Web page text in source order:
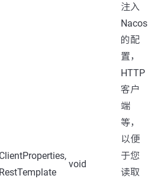
void
注入
Nacos
的配
置，
HTTP
客户
端
等，
以便
于您
读取